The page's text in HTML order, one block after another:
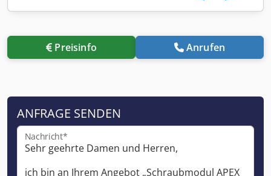
Preisinfo Anrufen
ANFRAGE SENDEN
Nachricht*